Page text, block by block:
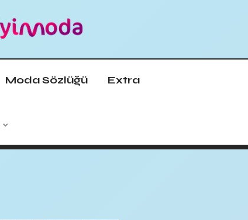
Moda Sözlüğü Extra